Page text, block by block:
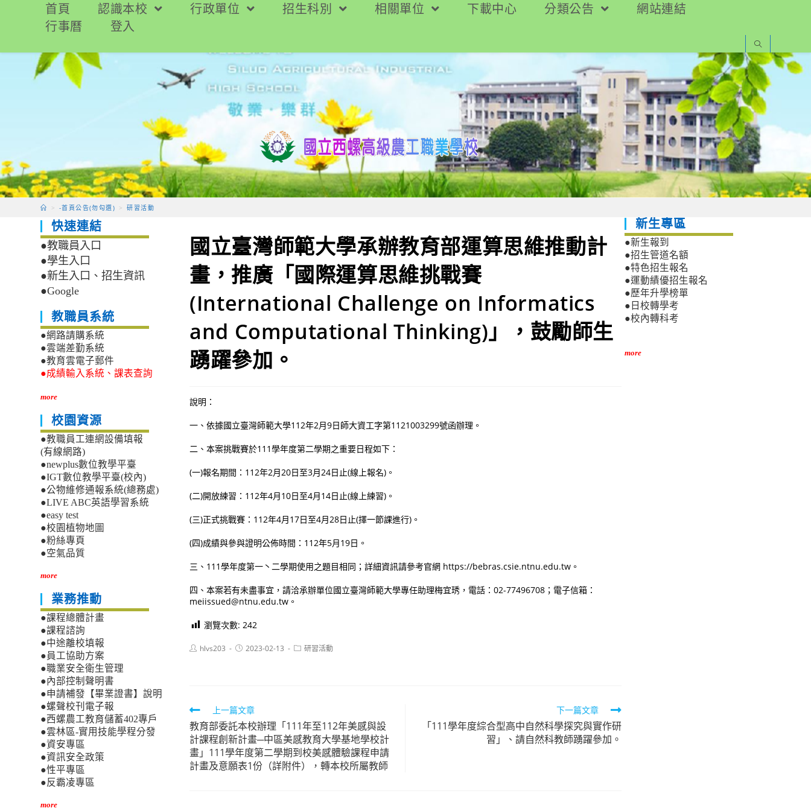
要
首頁 認識本校 行政單位 招生科別 相關單位 下載中心 分類公告
網站連結
行事曆
登入
> -首頁公告(勿勾選) > 研習活動
國立臺灣師範大學承辦教育部運算思維推動計
畫，推廣「國際運算思維挑戰賽
(International Challenge on Informatics
and Computational Thinking)」，鼓勵師生
踴躍參加。
說明：
一、依據國立臺灣師範大學112年2月9日師大資工字第1121003299號函辦理。
二、本案挑戰賽於111學年度第二學期之重要日程如下：
(一)報名期間：112年2月20日至3月24日止(線上報名)。
(二)開放練習：112年4月10日至4月14日止(線上練習)。
(三)正式挑戰賽：112年4月17日至4月28日止(擇一節課進行)。
(四)成績與參與證明公佈時間：112年5月19日。
三、111學年度第一丶二學期使用之題目相同；詳細資訊請參考官網 https://bebras.csie.ntnu.edu.tw。
四、本案若有未盡事宜，請洽承辦單位國立臺灣師範大學專任助理梅宜琇，電話：02-77496708；電子信箱：
meiissued@ntnu.edu.tw。
瀏覽次數: 242
Posthlvs203
Post2023-02-13
Post研習活動
Read
more
articles
上一篇文章
教育部委託本校辦理「111年至112年美感與設
計課程創新計畫─中區美感教育大學基地學校計
畫」111學年度第二學期到校美感體驗課程申請
計畫及意願表1份（詳附件），轉本校所屬教師
下一篇文章
「111學年度綜合型高中自然科學探究與實作研
習」、請自然科教師踴躍參加。
快速連結
●教職員入口
●學生入口
●新生入口、招生資訊
●Google
教職員系統
●網路請購系統
●雲端差勤系統
●教育雲電子郵件
●成績輸入系統、課表查詢
more
校園資源
●教職員工連網設備填報
(有線網路)
●newplus數位教學平臺
●IGT數位教學平臺(校內)
●公物維修通報系統(總務處)
●LIVE ABC英語學習系統
●easy test
●校園植物地圖
●粉絲專頁
●空氣品質
more
業務推動
●課程總體計畫
●課程諮詢
●中途離校填報
●員工協助方案
●職業安全衛生管理
●內部控制聲明書
●申請補發【畢業證書】說明
●螺聲校刊電子報
●西螺農工教育儲蓄402專戶
●雲林區-實用技能學程分發
●資安專區
●資訊安全政策
●性平專區
●反霸凌專區
more
新生專區
●新生報到
●招生管道名額
●特色招生報名
●運動績優招生報名
●歷年升學榜單
●日校轉學考
●校內轉科考
more